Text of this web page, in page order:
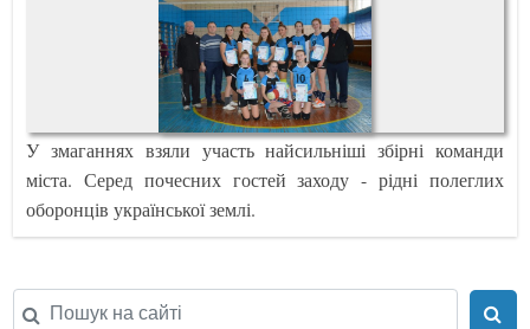
У змаганнях взяли участь найсильніші збірні команди
міста. Серед почесних гостей заходу - рідні полеглих
оборонців української землі.